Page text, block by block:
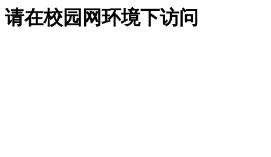
请在校园网环境下访问